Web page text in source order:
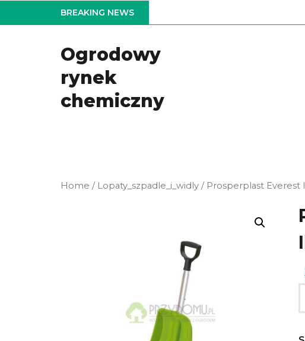
to
BREAKING NEWS
Ogrodowy
rynek
chemiczny
Home / Lopaty_szpadle_i_widly / Prosperplast Everest